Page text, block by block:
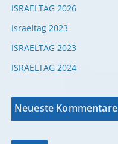
ISRAELTAG 2026
Israeltag 2023
ISRAELTAG 2023
ISRAELTAG 2024
Neueste Kommentare